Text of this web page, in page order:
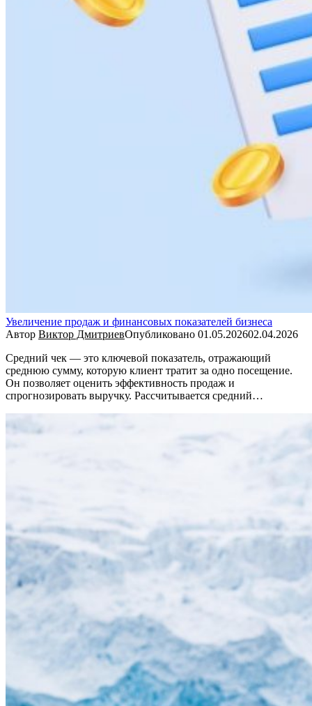
Увеличение продаж и финансовых показателей бизнеса
Автор Виктор ДмитриевОпубликовано 01.05.202602.04.2026
Средний чек — это ключевой показатель, отражающий
среднюю сумму, которую клиент тратит за одно посещение.
Он позволяет оценить эффективность продаж и
спрогнозировать выручку. Рассчитывается средний…